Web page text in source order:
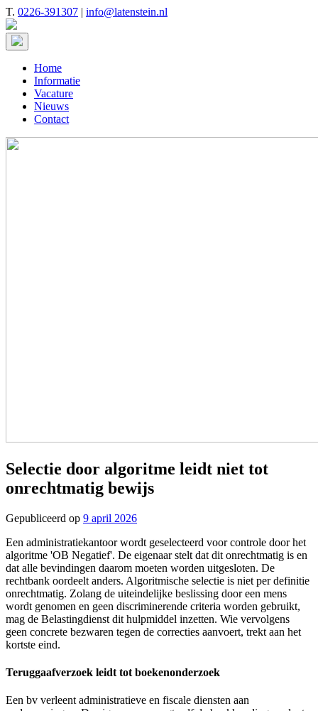
T. 0226-391307 | info@latenstein.nl
Home
Informatie
Vacature
Nieuws
Contact
Selectie door algoritme leidt niet tot
onrechtmatig bewijs
Gepubliceerd op 9 april 2026
Een administratiekantoor wordt geselecteerd voor controle door het
algoritme 'OB Negatief'. De eigenaar stelt dat dit onrechtmatig is en
dat alle bevindingen daarom moeten worden uitgesloten. De
rechtbank oordeelt anders. Algoritmische selectie is niet per definitie
onrechtmatig. Zolang de uiteindelijke beslissing door een mens
wordt genomen en geen discriminerende criteria worden gebruikt,
mag de Belastingdienst dit hulpmiddel inzetten. Wie vervolgens
geen concrete bezwaren tegen de correcties aanvoert, trekt aan het
kortste eind.
Teruggaafverzoek leidt tot boekenonderzoek
Een bv verleent administratieve en fiscale diensten aan